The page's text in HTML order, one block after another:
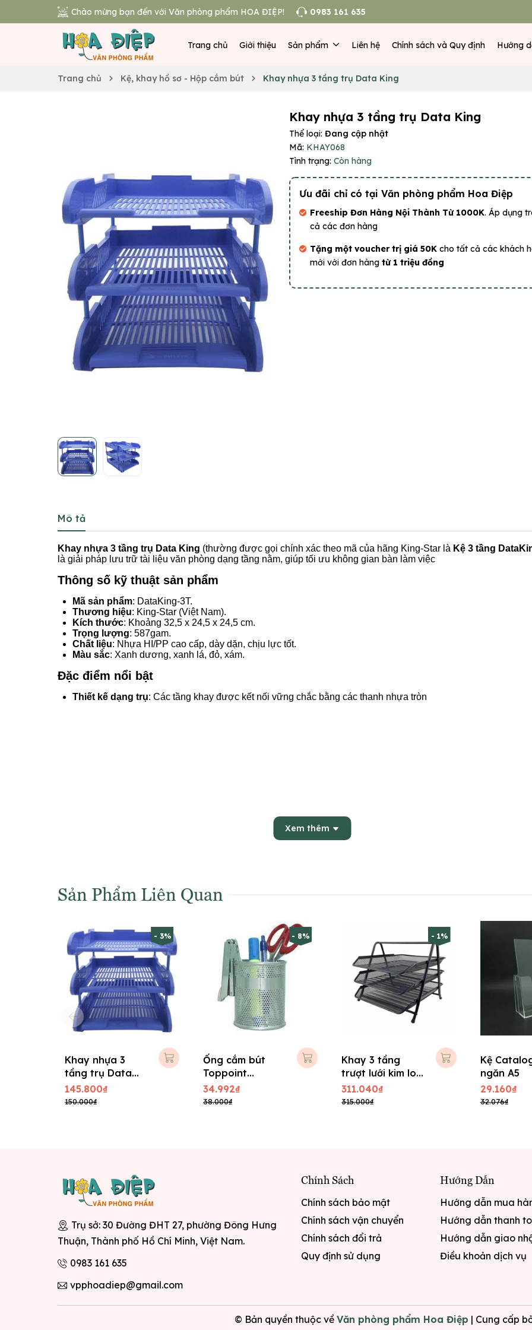
Chào mừng bạn đến với Văn phòng phẩm HOA ĐIỆP! 0983 161 635
Trang chủ Giới thiệu Sản phẩm Liên hệ Chính sách và Quy định Hướng
Trang chủ Kệ, khay hồ sơ - Hộp cắm bút Khay nhựa 3 tầng trụ Data King
Khay nhựa 3 tầng trụ Data King
Thể loại: Đang cập nhật
Mã: KHAY068
Tình trạng: Còn hàng
Ưu đãi chỉ có tại Văn phòng phẩm Hoa Điệp
Freeship Đơn Hàng Nội Thành Từ 1000K. Áp dụng
cả các đơn hàng
Tặng một voucher trị giá 50K cho tất cả các khách
mới với đơn hàng từ 1 triệu đồng
Mô tả
Khay nhựa 3 tầng trụ Data King (thường được gọi chính xác theo mã của hãng King-Star là Kệ 3 tầng
là giải pháp lưu trữ tài liệu văn phòng dạng tầng nằm, giúp tối ưu không gian bàn làm việc
Thông số kỹ thuật sản phẩm
Mã sản phẩm: DataKing-3T.
Thương hiệu: King-Star (Việt Nam).
Kích thước: Khoảng 32,5 x 24,5 x 24,5 cm.
Trọng lượng: 587gam.
Chất liệu: Nhựa HI/PP cao cấp, dày dặn, chịu lực tốt.
Màu sắc: Xanh dương, xanh lá, đỏ, xám.
Đặc điểm nổi bật
Thiết kế dạng trụ: Các tầng khay được kết nối vững chắc bằng các thanh nhựa tròn
Xem thêm
Sản Phẩm Liên Quan
- 3%
Khay nhựa 3
tầng trụ Data
King
145.800₫
150.000₫
- 8%
Ống cắm bút
Toppoint
HY3155C
34.992₫
38.000₫
- 1%
Khay 3 tầng
trượt lưới kim loại
HY62001A - Đen
311.040₫
315.000₫
Kệ
ngăn A5
29.160₫
32.076₫
Trụ sở: 30 Đường ĐHT 27, phường Đông Hưng
Thuận, Thành phố Hồ Chí Minh, Việt Nam.
0983 161 635
vpphoadiep@gmail.com
Chính Sách
Chính sách bảo mật
Chính sách vận chuyển
Chính sách đổi trả
Quy định sử dụng
Hướng Dẫn
Hướng dẫn mua
Hướng dẫn thanh
Hướng dẫn giao
Điều khoản dịch vụ
© Bản quyền thuộc về Văn phòng phẩm Hoa Điệp | Cung cấp